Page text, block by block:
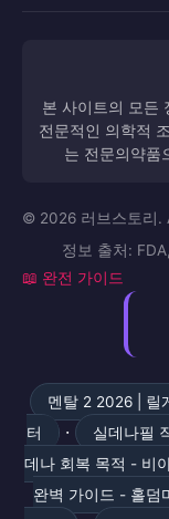
본 사이트의 모든
전문적인 의학적
는 전문의약품
© 2026 러브스토리.
정보 출처:
📖 완전 가이드
멘탈 2 2026 | 릴
터
· 실데나필
데나 회복 목적 - 비
완벽 가이드 - 홀덤